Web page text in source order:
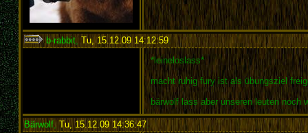
b-rabbit, Tu, 15.12.09 14:12:59:
*leineloslass*
macht ruhig fury ist als übungsziel
bärwolf lass aber unseren leuten noch
Bärwolf, Tu, 15.12.09 14:36:47: